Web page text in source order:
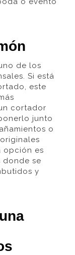
de los
Si está
este
cortador
junto
o
opción es
donde se
y